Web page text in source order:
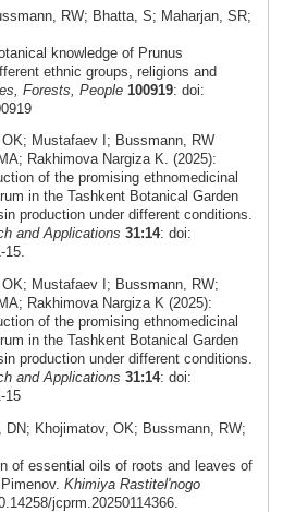
RW; Bhatta, S; Maharjan, SR;
knowledge of Prunus
ethnic groups, religions and
Forests, People 100919: doi:
Mustafaev I; Bussmann, RW
Rakhimova Nargiza K. (2025):
of the promising ethnomedicinal
in the Tashkent Botanical Garden
production under different conditions.
and Applications 31:14: doi:
15.
Mustafaev I; Bussmann, RW;
Rakhimova Nargiza K (2025):
of the promising ethnomedicinal
in the Tashkent Botanical Garden
production under different conditions.
and Applications 31:14: doi:
15
DN; Khojimatov, OK; Bussmann, RW;
of essential oils of roots and leaves of
Khimiya Rastitel'nogo
jcprm.20250114366.